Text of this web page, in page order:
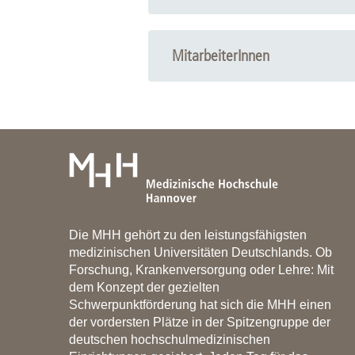
2024
test of a biodegradable
Schmitt K, Timm M, Krüger P,
2023
Behrends W, Ahrens D,
hearing research:
2023 Dec;57(6):631-641. doi:
Rosenbusch L, Schuon R,
Lenarz T, Paasche G.
2023 Jun 20;10(6):743. doi:
MitarbeiterInnen
Die MHH gehört zu den leistungsfähigsten
medizinischen Universitäten Deutschlands. Ob
Forschung, Krankenversorgung oder Lehre: Mit
dem Konzept der gezielten
Schwerpunktförderung hat sich die MHH einen
der vordersten Plätze in der Spitzengruppe der
deutschen hochschulmedizinischen